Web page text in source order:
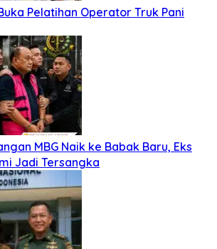
Pelatihan Operator Truk Pani
MBG Naik ke Babak Baru, Eks
Jadi Tersangka